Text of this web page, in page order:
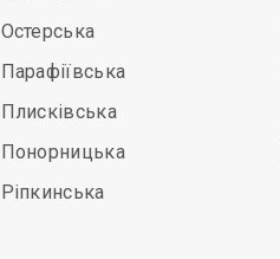
Остерська
Парафіївська
Плисківська
Понорницька
Ріпкинська